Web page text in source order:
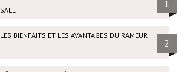
SALÉ
1
LES BIENFAITS ET LES AVANTAGES DU RAMEUR
2